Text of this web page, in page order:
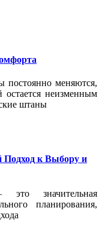
меняются,
остается неизменным
штаны
Подход к Выбору и
это значительная
планирования,